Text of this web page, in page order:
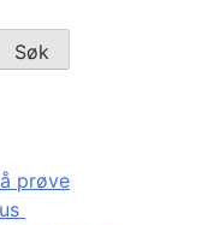
Søk
prøve